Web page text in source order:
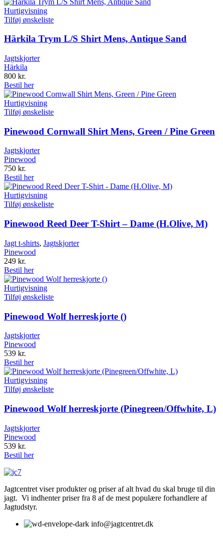
Hurtigvisning
Tilføj ønskeliste
Härkila Trym L/S Shirt Mens, Antique Sand
Jagtskjorter
Härkila
800 kr.
Bestil her
Hurtigvisning
Tilføj ønskeliste
Pinewood Cornwall Shirt Mens, Green / Pine Green
Jagtskjorter
Pinewood
750 kr.
Bestil her
Hurtigvisning
Tilføj ønskeliste
Pinewood Reed Deer T-Shirt – Dame (H.Olive, M)
Jagt t-shirts, Jagtskjorter
Pinewood
249 kr.
Bestil her
Hurtigvisning
Tilføj ønskeliste
Pinewood Wolf herreskjorte ()
Jagtskjorter
Pinewood
539 kr.
Bestil her
Hurtigvisning
Tilføj ønskeliste
Pinewood Wolf herreskjorte (Pinegreen/Offwhite, L)
Jagtskjorter
Pinewood
539 kr.
Bestil her
Jagtcentret viser produkter og priser af alt hvad du skal bruge til din
jagt. Vi indhenter priser fra 8 af de mest populære forhandlere af
Jagtudstyr.
info@jagtcentret.dk